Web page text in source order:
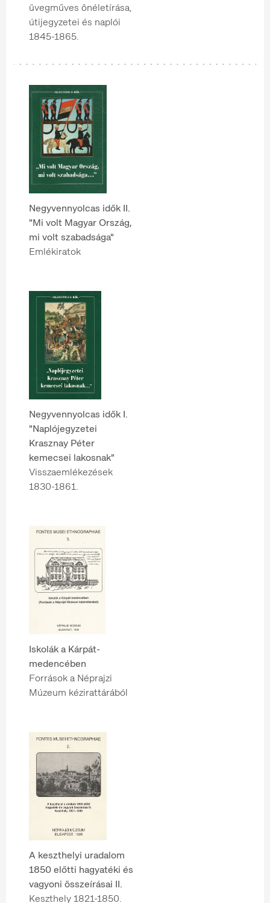
üvegműves önéletírása,
útijegyzetei és naplói
1845-1865.
Negyvennyolcas idők II.
"Mi volt Magyar Ország,
mi volt szabadsága"
Emlékiratok
Negyvennyolcas idők I.
"Naplójegyzetei
Krasznay Péter
kemecsei lakosnak"
Visszaemlékezések
1830-1861.
Iskolák a Kárpát-
medencében
Források a Néprajzi
Múzeum kézirattárából
A keszthelyi uradalom
1850 előtti hagyatéki és
vagyoni összeírásai II.
Keszthely 1821-1850.